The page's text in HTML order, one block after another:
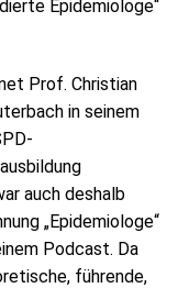
Epidemiologe“
Prof. Christian
in seinem
auch deshalb
„Epidemiologe“
Podcast. Da
führende,